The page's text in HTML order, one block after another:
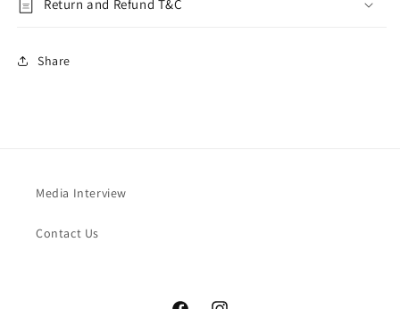
Return and Refund T&C
Share
Media Interview
Contact Us